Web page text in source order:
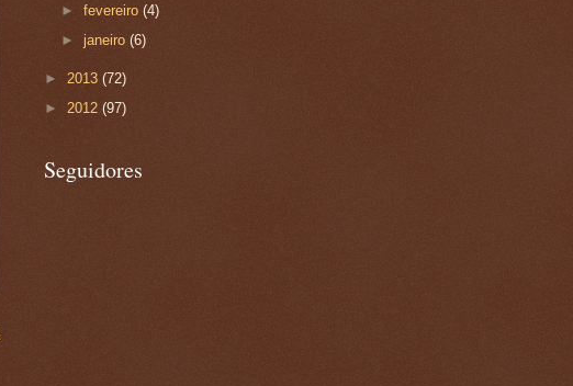
►fevereiro(4)
► janeiro(6)
► 2013 (72)
► 2012 (97)
Seguidores